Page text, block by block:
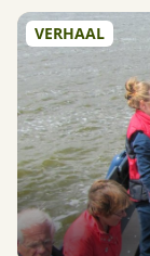
VERHAAL